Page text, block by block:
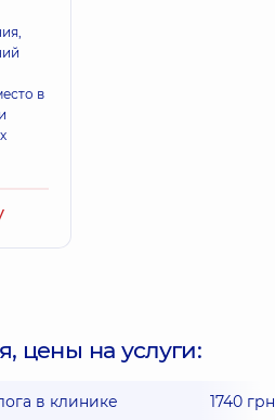
в
цены на услуги:
в клинике 1740 грн